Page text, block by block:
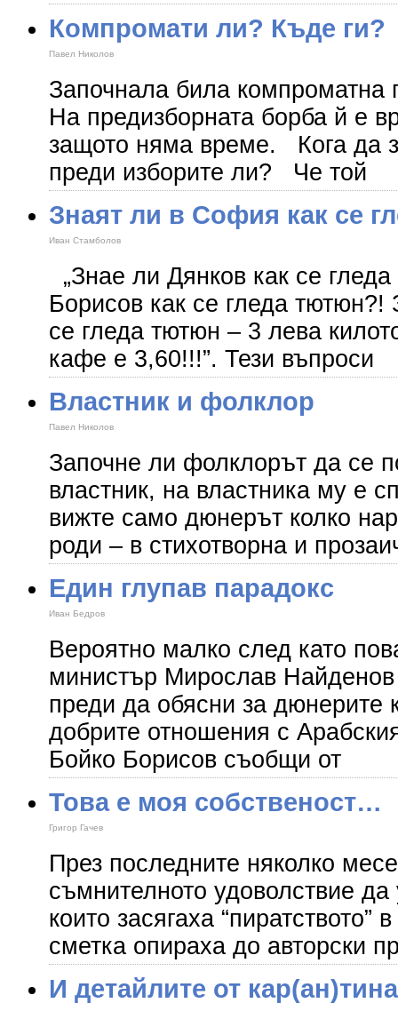
Компромати ли? Къде ги?
Павел Николов
Започнала била
На предизборната борба й е
защото няма време. Кога да
преди изборите ли? Че той
Знаят ли в София как се
Иван Стамболов
„Знае ли Дянков как се
Борисов как се гледа
се гледа тютюн – 3 лева
кафе е 3,60!!!”. Тези въпроси
Властник и фолклор
Павел Николов
Започне ли фолклорът да се
властник, на властника му е
вижте само дюнерът колко
роди – в стихотворна и
Един глупав парадокс
Иван Бедров
Вероятно малко след като
министър Мирослав
преди да обясни за дюнерите
добрите отношения с
Бойко Борисов съобщи от
Това е моя собственост…
Григор Гачев
През последните няколко
съмнителното удоволствие
които засягаха “пиратството”
сметка опираха до авторски
И детайлите от